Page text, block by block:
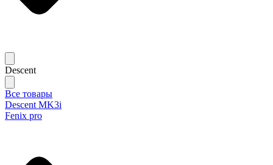
Descent
Все товары
Descent MK3i
Fenix pro